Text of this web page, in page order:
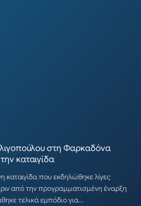
στη Φαρκαδόνα
καταιγίδα
καταιγίδα που εκδηλώθηκε λίγες
από την προγραμματισμένη έναρξη
τελικά εμπόδιο για…